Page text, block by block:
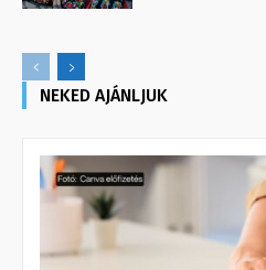
NEKED AJÁNLJUK